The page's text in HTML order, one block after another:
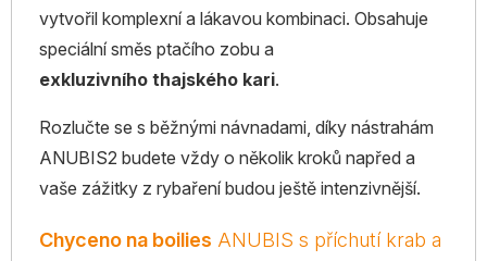
vytvořil komplexní a lákavou kombinaci. Obsahuje
speciální směs ptačího zobu a
exkluzivního thajského kari.
Rozlučte se s běžnými návnadami, díky nástrahám
ANUBIS2 budete vždy o několik kroků napřed a
vaše zážitky z rybaření budou ještě intenzivnější.
Chyceno na boilies ANUBIS s příchutí krab a